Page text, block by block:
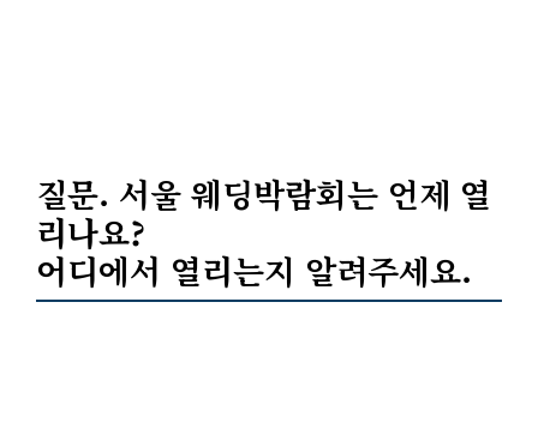
질문. 서울 웨딩박람회는 언제 열
리나요?
어디에서 열리는지 알려주세요.